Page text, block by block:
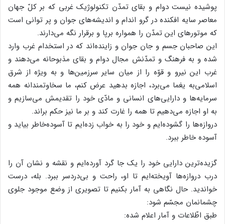
پوشیده نیست دوام و بقای تمدّن تکنولوژیک غربی که بر کلّ جهان
معاصر سایه افکنده در گرو اندام و اندیشه‌های جوان و پر توانی است
که موتورهای این تمدّن را همواره برپا و برقرار نگه می‌دارند.
این صاحبان جسم و جان جوان و زاینده‌اند که در استخدام غرب وارد
شده و به فرهنگ و تمدّنش مجال دوام و بقای مذبوحانه می‌دهند و
غرب این نیرو و قوّه را از میان سایر سرزمین‌ها و به ویژه از شرق
اسلامی‌به یغما می‌برد، اجازه بدهید عرض کنم، ما سخاوتمندانه همه
سرمایه‌ها و دارایی‌های انسانی و مادّی خود را تقدیمش می‌سازیم و
به او اجازه می‌دهیم تا همه را غارت کند و بر ما نیز حکم براند.
دروازه‌ها را گشوده‌ایم و خود را به خواب زده‌ایم تا آسوده‌خاطر بیاید و
آسوده خاطر ببرد.
گزیده‌ترین دارایی خود را یک جا گرد آورده‌ایم و نقشه و نشان آن را
درب دروازه‌ها آویخته‌ایم تا او، راحت و بی‌دردسر ببرد. بله، درست
خواندید. حال نگاهی به آمار بکنیم تا تصویری از وضع موجود جلوی
چشمانمان مجسّم شود:
طبق اطّلاعات و آمار اعلام شده: